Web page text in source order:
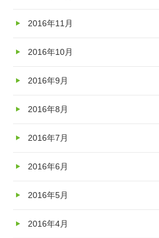
2016年11月
2016年10月
2016年9月
2016年8月
2016年7月
2016年6月
2016年5月
2016年4月